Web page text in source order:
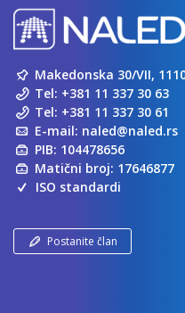
Makedonska 30/VII,
Tel: +381 11 337 30 63
Tel: +381 11 337 30 61
E-mail: naled@naled.rs
PIB: 104478656
Matični broj: 17646877
ISO standardi
Postanite član